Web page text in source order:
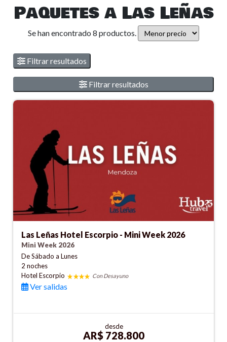
Paquetes a Las Leñas
Se han encontrado 8 productos.
Filtrar resultados
Filtrar resultados
Las Leñas Hotel Escorpio - Mini Week 2026
Mini Week 2026
De Sábado a Lunes
2 noches
Hotel Escorpio
Con Desayuno
Ver salidas
desde
AR$ 728.800